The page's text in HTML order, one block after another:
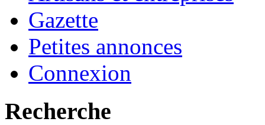
Gazette
Petites annonces
Connexion
Recherche